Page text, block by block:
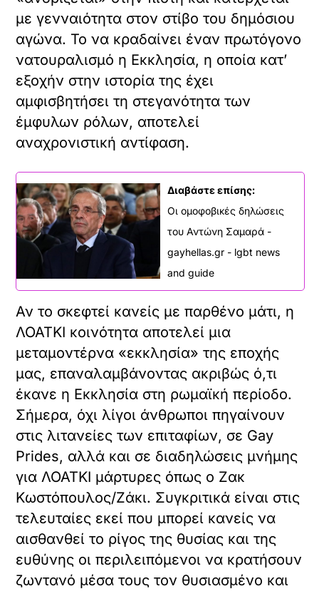
με γενναιότητα στον στίβο του δημόσιου
αγώνα. Το να κραδαίνει έναν πρωτόγονο
νατουραλισμό η Εκκλησία, η οποία κατ’
εξοχήν στην ιστορία της έχει
αμφισβητήσει τη στεγανότητα των
έμφυλων ρόλων, αποτελεί
αναχρονιστική αντίφαση.
Διαβάστε επίσης:
Οι ομοφοβικές δηλώσεις
του Αντώνη Σαμαρά -
gayhellas.gr - lgbt news
and guide
Αν το σκεφτεί κανείς με παρθένο μάτι, η
ΛΟΑΤΚΙ κοινότητα αποτελεί μια
μεταμοντέρνα «εκκλησία» της εποχής
μας, επαναλαμβάνοντας ακριβώς ό,τι
έκανε η Εκκλησία στη ρωμαϊκή περίοδο.
Σήμερα, όχι λίγοι άνθρωποι πηγαίνουν
στις λιτανείες των επιταφίων, σε Gay
Prides, αλλά και σε διαδηλώσεις μνήμης
για ΛΟΑΤΚΙ μάρτυρες όπως ο Ζακ
Κωστόπουλος/Ζάκι. Συγκριτικά είναι στις
τελευταίες εκεί που μπορεί κανείς να
αισθανθεί το ρίγος της θυσίας και της
ευθύνης οι περιλειπόμενοι να κρατήσουν
ζωντανό μέσα τους τον θυσιασμένο και